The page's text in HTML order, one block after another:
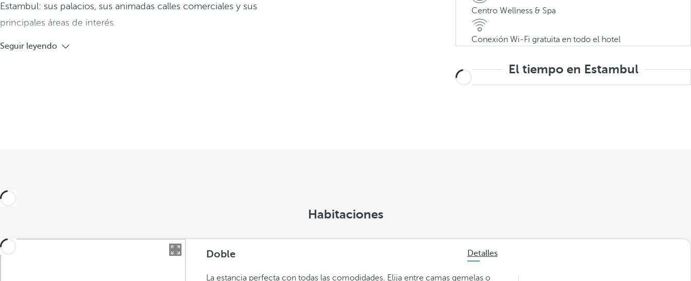
Estambul: sus palacios, sus animadas calles comerciales y sus
principales áreas de interés.
Seguir leyendo
Centro Wellness & Spa
Conexión Wi-Fi gratuita en todo el hotel
El tiempo en Estambul
Habitaciones
Doble Detalles
La estancia perfecta con todas las comodidades. Elija entre camas gemelas o